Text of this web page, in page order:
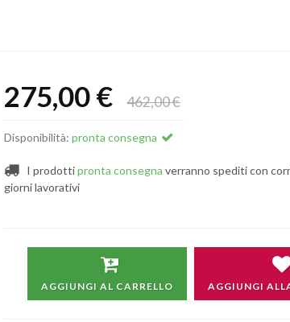
275,00 € 462,00 €
Disponibilità: pronta consegna
I prodottipronta consegna verranno spediti con
giorni lavorativi
AGGIUNGI AL CARRELLO AGGIUNGI